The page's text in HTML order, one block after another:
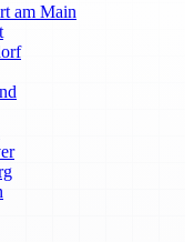
am Main